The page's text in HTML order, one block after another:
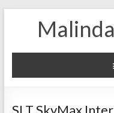
SLT SkyMax